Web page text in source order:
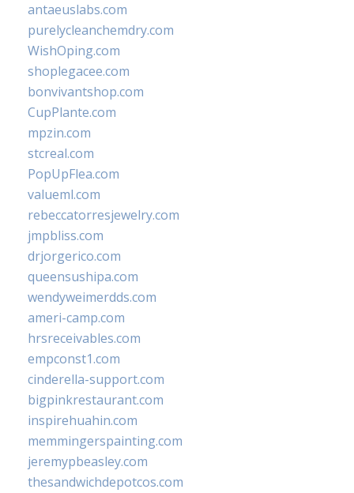
antaeuslabs.com
purelycleanchemdry.com
WishOping.com
shoplegacee.com
bonvivantshop.com
CupPlante.com
mpzin.com
stcreal.com
PopUpFlea.com
valueml.com
rebeccatorresjewelry.com
jmpbliss.com
drjorgerico.com
queensushipa.com
wendyweimerdds.com
ameri-camp.com
hrsreceivables.com
empconst1.com
cinderella-support.com
bigpinkrestaurant.com
inspirehuahin.com
memmingerspainting.com
jeremypbeasley.com
thesandwichdepotcos.com